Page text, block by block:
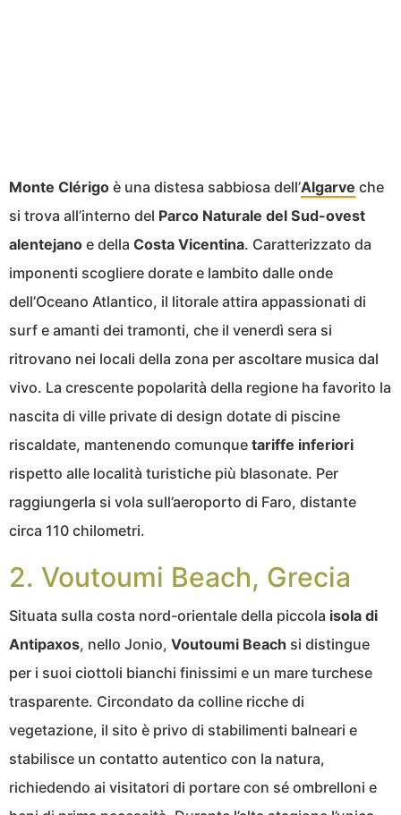
Monte Clérigo è una distesa sabbiosa dell’Algarve che
si trova all’interno del Parco Naturale del Sud-ovest
alentejano e della Costa Vicentina. Caratterizzato da
imponenti scogliere dorate e lambito dalle onde
dell’Oceano Atlantico, il litorale attira appassionati di
surf e amanti dei tramonti, che il venerdì sera si
ritrovano nei locali della zona per ascoltare musica dal
vivo. La crescente popolarità della regione ha favorito la
nascita di ville private di design dotate di piscine
riscaldate, mantenendo comunque tariffe inferiori
rispetto alle località turistiche più blasonate. Per
raggiungerla si vola sull’aeroporto di Faro, distante
circa 110 chilometri.
2. Voutoumi Beach, Grecia
Situata sulla costa nord-orientale della piccola isola di
Antipaxos, nello Jonio, Voutoumi Beach si distingue
per i suoi ciottoli bianchi finissimi e un mare turchese
trasparente. Circondato da colline ricche di
vegetazione, il sito è privo di stabilimenti balneari e
stabilisce un contatto autentico con la natura,
richiedendo ai visitatori di portare con sé ombrelloni e